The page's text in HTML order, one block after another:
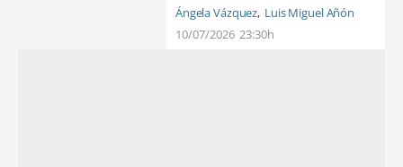
Ángela Vázquez Luis Miguel Añón
10/07/2026 23:30h